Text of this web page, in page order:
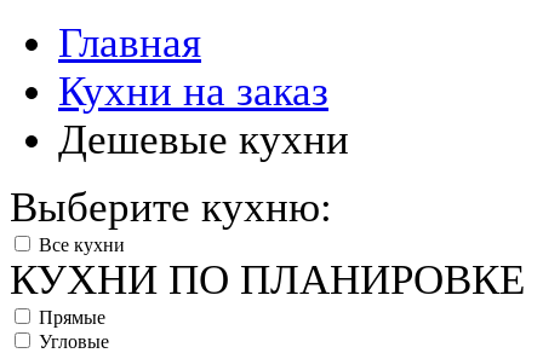
Главная
Кухни на заказ
Дешевые кухни
Выберите кухню:
Все кухни
КУХНИ ПО ПЛАНИРОВКЕ
Прямые
Угловые